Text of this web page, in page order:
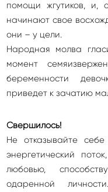
помощи жгутиков, и,
начинают свое
они – у цели.
Народная молва
момент
беременности
приведет к зачатию
Свершилось!
Не отказывайте
энергетический
любовью,
одаренной